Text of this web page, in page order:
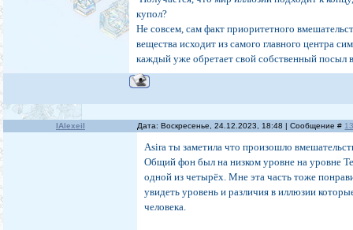
купол?
Не совсем, сам факт приоритетного
вещества исходит из самого главного центра
каждый уже обретает свой собственный посыл
IAlexeiI Дата: Воскресенье, 24.12.2023, 18:48 | Сообщение #
Asira ты заметила что произошло
Общий фон был на низком уровне на уровне
одной из четырёх. Мне эта часть тоже
увидеть уровень и различия в иллюзии
человека.